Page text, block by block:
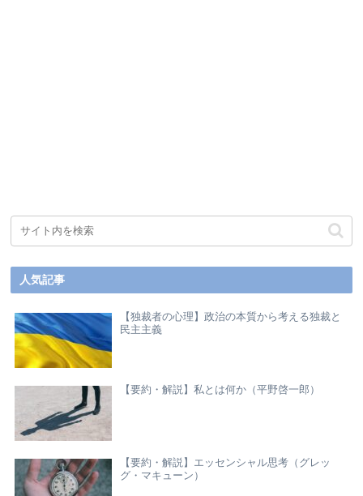
人気記事
【独裁者の心理】政治の本質から考える独裁と
民主主義
【要約・解説】私とは何か（平野啓一郎）
【要約・解説】エッセンシャル思考（グレッ
グ・マキューン）